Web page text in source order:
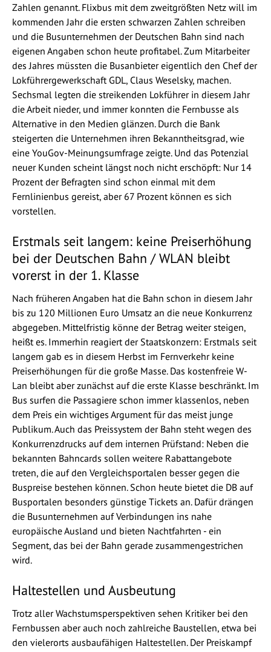
Zahlen genannt. Flixbus mit dem zweitgrößten Netz will im
kommenden Jahr die ersten schwarzen Zahlen schreiben
und die Busunternehmen der Deutschen Bahn sind nach
eigenen Angaben schon heute profitabel. Zum Mitarbeiter
des Jahres müssten die Busanbieter eigentlich den Chef der
Lokführergewerkschaft GDL, Claus Weselsky, machen.
Sechsmal legten die streikenden Lokführer in diesem Jahr
die Arbeit nieder, und immer konnten die Fernbusse als
Alternative in den Medien glänzen. Durch die Bank
steigerten die Unternehmen ihren Bekanntheitsgrad, wie
eine YouGov-Meinungsumfrage zeigte. Und das Potenzial
neuer Kunden scheint längst noch nicht erschöpft: Nur 14
Prozent der Befragten sind schon einmal mit dem
Fernlinienbus gereist, aber 67 Prozent können es sich
vorstellen.
Erstmals seit langem: keine Preiserhöhung
bei der Deutschen Bahn / WLAN bleibt
vorerst in der 1. Klasse
Nach früheren Angaben hat die Bahn schon in diesem Jahr
bis zu 120 Millionen Euro Umsatz an die neue Konkurrenz
abgegeben. Mittelfristig könne der Betrag weiter steigen,
heißt es. Immerhin reagiert der Staatskonzern: Erstmals seit
langem gab es in diesem Herbst im Fernverkehr keine
Preiserhöhungen für die große Masse. Das kostenfreie W-
Lan bleibt aber zunächst auf die erste Klasse beschränkt. Im
Bus surfen die Passagiere schon immer klassenlos, neben
dem Preis ein wichtiges Argument für das meist junge
Publikum. Auch das Preissystem der Bahn steht wegen des
Konkurrenzdrucks auf dem internen Prüfstand: Neben die
bekannten Bahncards sollen weitere Rabattangebote
treten, die auf den Vergleichsportalen besser gegen die
Buspreise bestehen können. Schon heute bietet die DB auf
Busportalen besonders günstige Tickets an. Dafür drängen
die Busunternehmen auf Verbindungen ins nahe
europäische Ausland und bieten Nachtfahrten - ein
Segment, das bei der Bahn gerade zusammengestrichen
wird.
Haltestellen und Ausbeutung
Trotz aller Wachstumsperspektiven sehen Kritiker bei den
Fernbussen aber auch noch zahlreiche Baustellen, etwa bei
den vielerorts ausbaufähigen Haltestellen. Der Preiskampf